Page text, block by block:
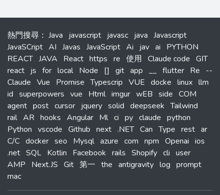
熱門搜尋 ： Java javascript javasc java Javascript
JavaSCript AI Javas JavaScript Ai jav ai
PYTHON
REACT JAVA React https re 使用 Claude code GIT
react js for local Node [] git app __ flutter Re
--
Claude Vue Promise Typescrip VUE docke linux llm
id superpowers vue Html imgur wEB side COM
agent post cursor jquery solid deepseek Tailwind
rail AR hooks Angular Ml ci py claude python
Python vscode Github next .NET Can Type rest ar
C/C docker seo Mysql azure com npm Openai ios
.net SQL Kotlin Facebook rails Shopify cli user
AMP
Next.JS Git 第一 the antigravity log prompt
mac